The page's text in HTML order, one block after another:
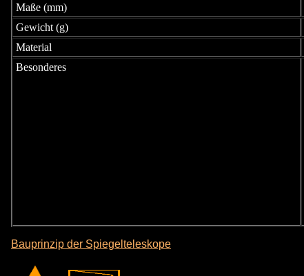
Maße (mm)
Gewicht (g)
Material
Besonderes
Bauprinzip der Spiegelteleskope